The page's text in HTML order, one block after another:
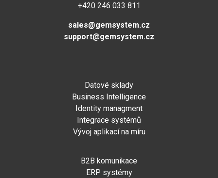
+420 246 033 811
sales@gemsystem.cz
support@gemsystem.cz
Datové sklady
Business Intelligence
Identity managment
Integrace systémů
Vývoj aplikací na míru
B2B komunikace
ERP systémy